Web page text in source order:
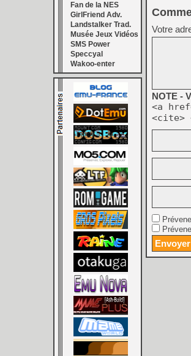
Fan de la NES
GirlFriend Adv.
Landstalker Trad.
Musée Jeux Vidéos
SMS Power
Speccyal
Wakoo-enter
Votre
NOTE -
<a
<cite>